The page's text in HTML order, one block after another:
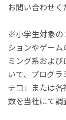
お問い合わせく
※小学生対象の
ションやゲー
ミング系およ
いて、プログ
テコ」または
数を当社にて調